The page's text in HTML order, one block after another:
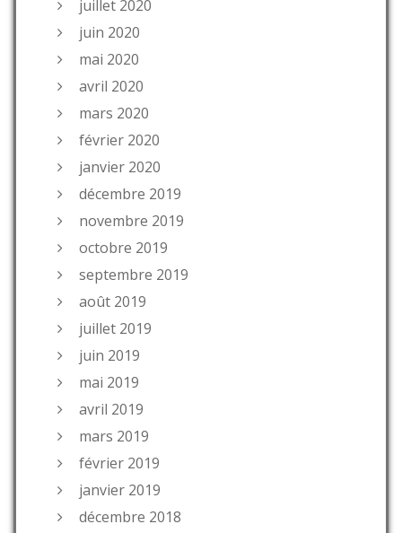
juillet 2020
juin 2020
mai 2020
avril 2020
mars 2020
février 2020
janvier 2020
décembre 2019
novembre 2019
octobre 2019
septembre 2019
août 2019
juillet 2019
juin 2019
mai 2019
avril 2019
mars 2019
février 2019
janvier 2019
décembre 2018